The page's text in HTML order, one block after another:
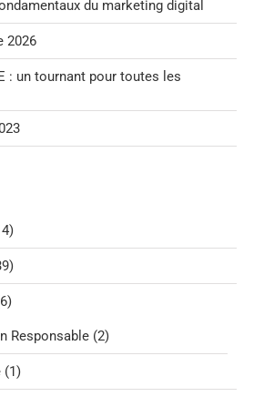
du marketing digital
2026
: un tournant pour toutes les
Responsable (2)
(1)